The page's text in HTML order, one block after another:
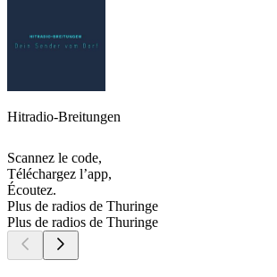
Hitradio-Breitungen
Scannez le code,
Téléchargez l’app,
Écoutez.
Plus de radios de Thuringe
Plus de radios de Thuringe